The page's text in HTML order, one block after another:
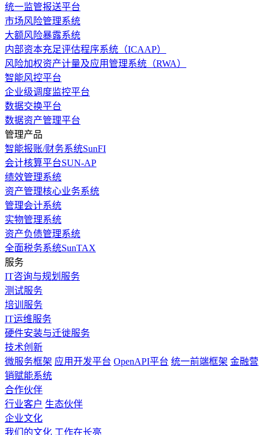
统一监管报送平台
市场风险管理系统
大额风险暴露系统
内部资本充足评估程序系统（ICAAP）
风险加权资产计量及应用管理系统（RWA）
智能风控平台
企业级调度监控平台
数据交换平台
数据资产管理平台
管理产品
智能报账/财务系统SunFI
会计核算平台SUN-AP
绩效管理系统
资产管理核心业务系统
管理会计系统
实物管理系统
资产负债管理系统
全面税务系统SunTAX
服务
IT咨询与规划服务
测试服务
培训服务
IT运维服务
硬件安装与迁徙服务
技术创新
微服务框架 应用开发平台 OpenAPI平台 统一前端框架 金融营
销赋能系统
合作伙伴
行业客户 生态伙伴
企业文化
我们的文化 工作在长亮